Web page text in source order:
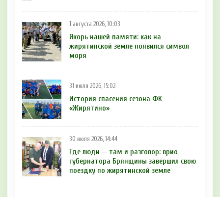
1 августа 2026, 10:03
Якорь нашей памяти: как на
жирятинской земле появился символ
моря
31 июля 2026, 15:02
История спасения сезона ФК
«Жирятино»
30 июля 2026, 14:44
Где люди — там и разговор: врио
губернатора Брянщины завершил свою
поездку по жирятинской земле